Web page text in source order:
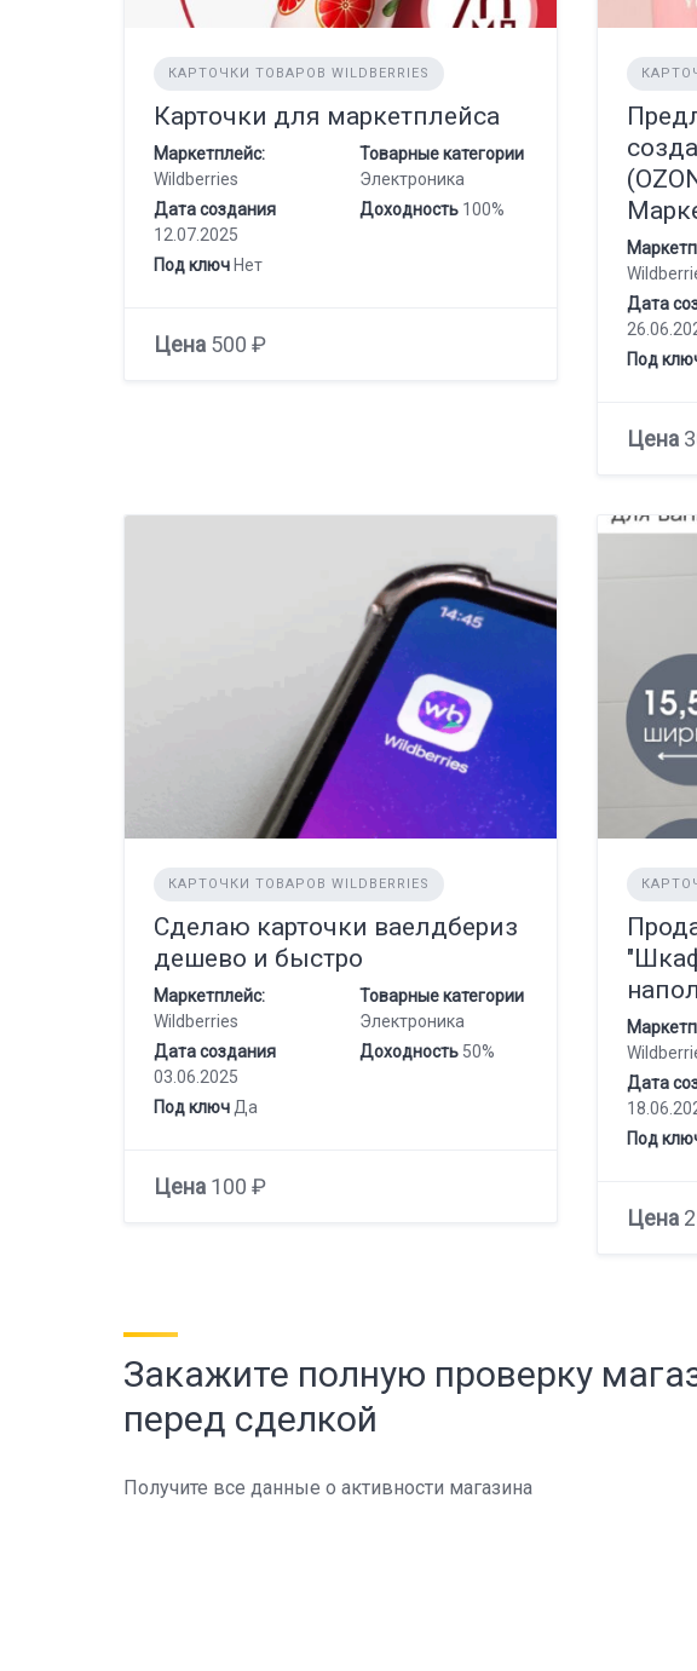
КАРТОЧКИ ТОВАРОВ WILDBERRIES
Карточки для маркетплейса
Маркетплейс:
Wildberries
Товарные категории
Электроника
Дата создания
12.07.2025
Доходность 100%
Под ключ Нет
Цена 500 ₽
Дата
Под
Цена
КАРТОЧКИ ТОВАРОВ WILDBERRIES
Сделаю карточки ваелдбериз
дешево и быстро
Маркетплейс:
Wildberries
Товарные категории
Электроника
Дата создания
03.06.2025
Доходность 50%
Под ключДа
Цена 100 ₽
Дата
Под
Цена
Закажите полную проверку
перед сделкой
Получите все данные о активности магазина